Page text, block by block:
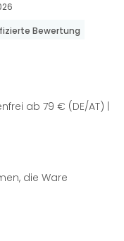
Bewertung
ab 79 € (DE/AT) |
die Ware